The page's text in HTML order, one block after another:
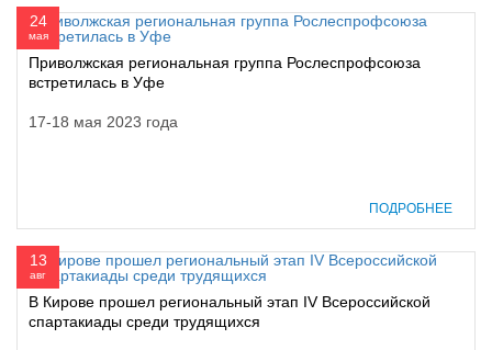
24
мая
Приволжская региональная группа Рослеспрофсоюза
встретилась в Уфе
17-18 мая 2023 года
ПОДРОБНЕЕ
13
авг
В Кирове прошел региональный этап IV Всероссийской
спартакиады среди трудящихся